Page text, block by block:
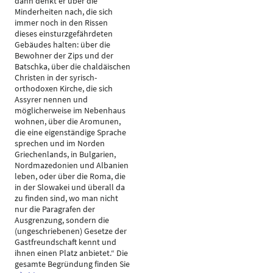
Minderheiten nach, die sich
immer noch in den Rissen
dieses einsturzgefährdeten
Gebäudes halten: über die
Bewohner der Zips und der
Batschka, über die chaldäischen
Christen in der syrisch-
orthodoxen Kirche, die sich
Assyrer nennen und
möglicherweise im Nebenhaus
wohnen, über die Aromunen,
die eine eigenständige Sprache
sprechen und im Norden
Griechenlands, in Bulgarien,
Nordmazedonien und Albanien
leben, oder über die Roma, die
in der Slowakei und überall da
zu finden sind, wo man nicht
nur die Paragrafen der
Ausgrenzung, sondern die
(ungeschriebenen) Gesetze der
Gastfreundschaft kennt und
ihnen einen Platz anbietet.“ Die
gesamte Begründung finden Sie